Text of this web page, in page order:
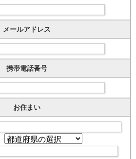
メールアドレス
携帯電話番号
お住まい